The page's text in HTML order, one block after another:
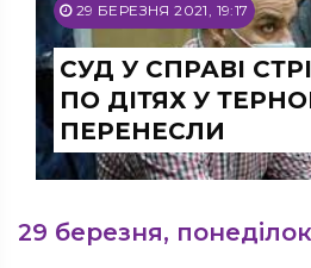
29 БЕРЕЗНЯ 2021, 19:17
СУД У СПРАВІ
ПО ДІТЯХ У
ПЕРЕНЕСЛИ
29 березня, понеділок